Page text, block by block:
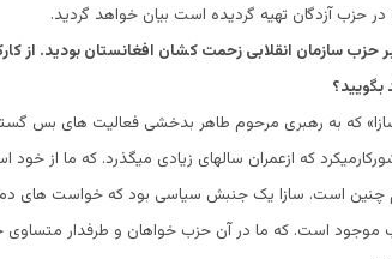
حزب آزدگان تهیه گردیده است بیان خواهد گردید.
حزب سازمان انقلابی زحمت کشان افغانستان بودید. از
بگویید؟
که به رهبری مرحوم طاهر بدخشی فعالیت های بس
که ازعمران سالهای زیادی میگذرد. که ما از
چنین است. سازا یک جنبش سیاسی بود که خواست های
موجود است. که ما در آن حزب خواهان و طرفدار متساوی